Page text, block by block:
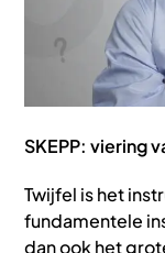
SKEPP: viering
Twijfel is het
fundamentele
dan ook het